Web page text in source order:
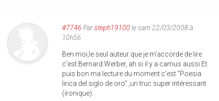
#7746 Parsteph19100 le sam 22/03/2008 à
10h56
Ben moi,le seul auteur que je m'accorde de lire
c'est Bernard Werber, ah si il y a camus aussi.Et
puis bon ma lecture du moment c'est "Poesia
lirica del siglo de oro" ,un truc super intéressant
(ironique).